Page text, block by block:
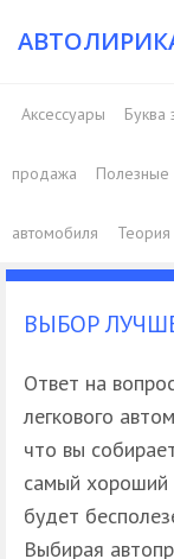
Аксессуары Буква
продажа Полезные
автомобиля Теория
ВЫБОР
Ответ на
легкового
что вы
самый хороший
будет
Выбирая